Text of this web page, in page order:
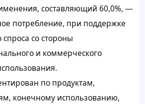
составляющий 60,0%, —
потребление, при поддержке
спроса со стороны
и коммерческого
по продуктам,
конечному использованию,